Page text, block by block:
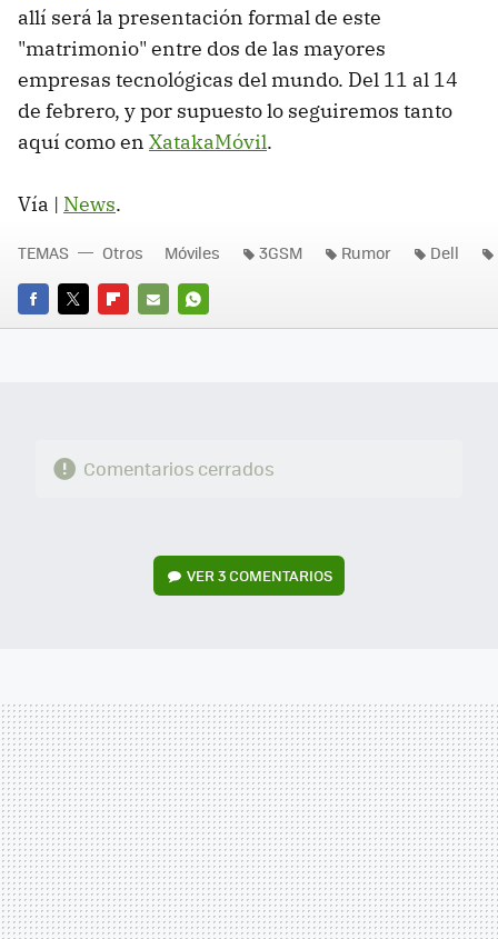
allí será la presentación formal de este
"matrimonio" entre dos de las mayores
empresas tecnológicas del mundo. Del 11 al 14
de febrero, y por supuesto lo seguiremos tanto
aquí como en XatakaMóvil.
Vía | News.
FACEBOOK
TWITTERFLIPBOARD
E-
WHATSAPP
TEMAS Otros Móviles 3GSM Rumor Dell
Comentarios cerrados
VER3 COMENTARIOS